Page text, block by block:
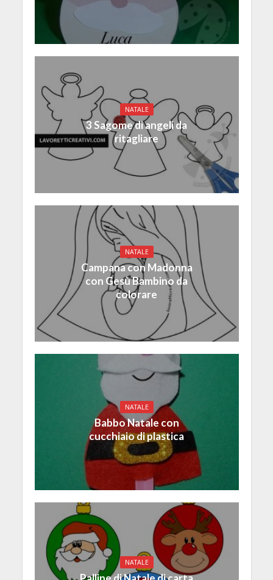
NATALE
3 Sagome di angeli da
ritagliare
NATALE
Campana con Madonna
con Gesù Bambino da
colorare
NATALE
Babbo Natale con
cucchiaio di plastica
NATALE